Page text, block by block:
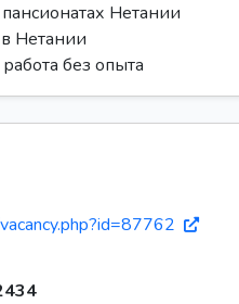
Нетании
Нетании
без опыта